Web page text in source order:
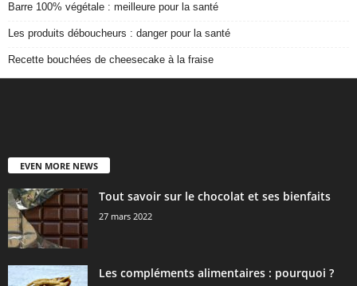
Barre 100% végétale : meilleure pour la santé
Les produits déboucheurs : danger pour la santé
Recette bouchées de cheesecake à la fraise
EVEN MORE NEWS
Tout savoir sur le chocolat et ses bienfaits
27 mars 2022
Les compléments alimentaires : pourquoi ?